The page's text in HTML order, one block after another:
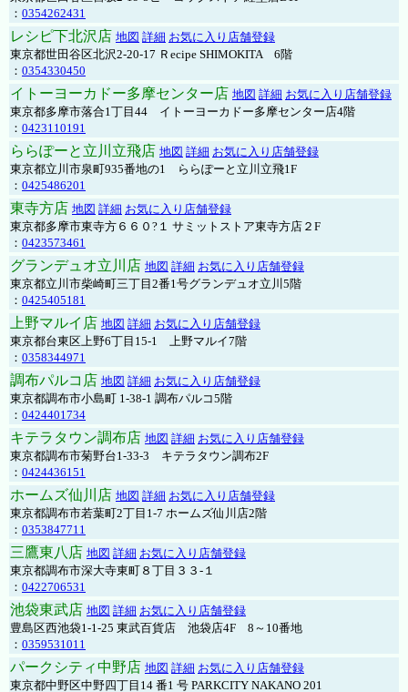
： 0354262431
レシピ下北沢店 地図 詳細 お気に入り店舗登録
東京都世田谷区北沢2-20-17 Ｒecipe SHIMOKITA 6階
： 0354330450
イトーヨーカドー多摩センター店 地図 詳細 お気に入り店舗登録
東京都多摩市落合1丁目44 イトーヨーカドー多摩センター店4階
： 0423110191
ららぽーと立川立飛店 地図 詳細 お気に入り店舗登録
東京都立川市泉町935番地の1 ららぽーと立川立飛1F
： 0425486201
東寺方店 地図 詳細 お気に入り店舗登録
東京都多摩市東寺方６６０?１ サミットストア東寺方店２F
： 0423573461
グランデュオ立川店 地図 詳細 お気に入り店舗登録
東京都立川市柴崎町三丁目2番1号グランデュオ立川5階
： 0425405181
上野マルイ店 地図 詳細 お気に入り店舗登録
東京都台東区上野6丁目15-1 上野マルイ7階
： 0358344971
調布パルコ店 地図 詳細 お気に入り店舗登録
東京都調布市小島町 1-38-1 調布パルコ5階
： 0424401734
キテラタウン調布店 地図 詳細 お気に入り店舗登録
東京都調布市菊野台1-33-3 キテラタウン調布2F
： 0424436151
ホームズ仙川店 地図 詳細 お気に入り店舗登録
東京都調布市若葉町2丁目1-7 ホームズ仙川店2階
： 0353847711
三鷹東八店 地図 詳細 お気に入り店舗登録
東京都調布市深大寺東町８丁目３３-１
： 0422706531
池袋東武店 地図 詳細 お気に入り店舗登録
豊島区西池袋1-1-25 東武百貨店 池袋店4F 8～10番地
： 0359531011
パークシティ中野店 地図 詳細 お気に入り店舗登録
東京都中野区中野四丁目14 番1 号 PARKCITY NAKANO 201